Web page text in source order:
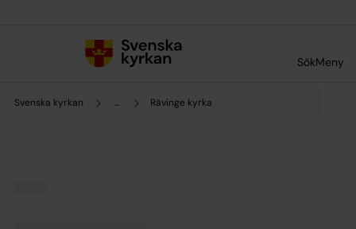
SökMeny
Svenska kyrkan ... Rävinge kyrka